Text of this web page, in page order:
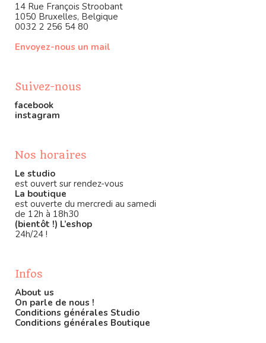
14 Rue François Stroobant
1050 Bruxelles, Belgique
0032 2 256 54 80
Envoyez-nous un mail
Suivez-nous
facebook
instagram
Nos horaires
Le studio
est ouvert sur rendez-vous
La boutique
est ouverte du mercredi au samedi
de 12h à 18h30
(bientôt !) L’eshop
24h/24 !
Infos
About us
On parle de nous !
Conditions générales Studio
Conditions générales Boutique